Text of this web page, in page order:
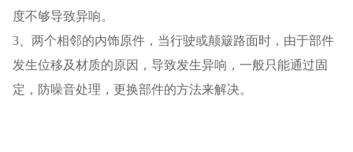
度不够导致异响。
3、两个相邻的内饰原件，当行驶或颠簸路面时，由于部件
发生位移及材质的原因，导致发生异响，一般只能通过固
定，防噪音处理，更换部件的方法来解决。